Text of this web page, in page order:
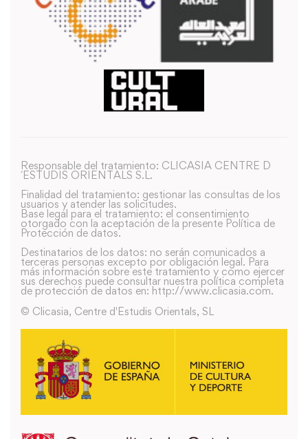
Responsable del tratamiento: CLICASIA CENTRE D
´ESTUDIS ORIENTALS S.L.
Finalidad del tratamiento: gestionar las consultas de los
usuarios y atender las solicitudes.
Base legal para el tratamiento: el consentimiento
otorgado con la aceptación de la presente Política de
Protección de datos.
Destinatarios de los datos: no serán comunicados a
terceras personas excepto por obligación legal. Para
más información sobre este tratamiento y como ejercer
sus derechos puede consultar nuestra política completa
de protección de datos en: http://www.clicasia.com.
© Clicasia, Centre d'Estudis Orientals, SL